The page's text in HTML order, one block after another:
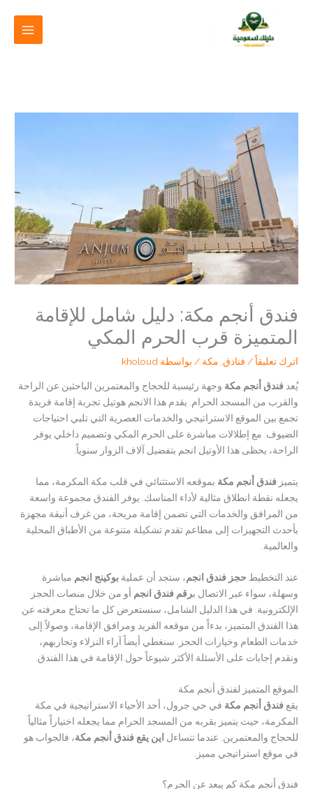
فندق أنجم مكة: دليل شامل للإقامة
المتميزة قرب الحرم المكي
اترك تعليقاً / فنادق, مكة / بواسطة kholoud
يُعدفندق أنجم مكة وجهة رئيسية للحجاج والمعتمرين الباحثين عن الراحة
والقرب من المسجد الحرام. يقدم هذا الانجم هوتيل تجربة إقامة فريدة
تجمع بين الموقع الاستراتيجي والخدمات العصرية التي تلبي احتياجات
الضيوف. مع إطلالات مباشرة على الحرم المكي وتصميم داخلي يوفر
الراحة، يحظى هذا الأوتيل انجم بتفضيل آلاف الزوار سنوياً.
يتميزفندق أنجم مكة بموقعه الاستثنائي في قلب مكة المكرمة، مما
يجعله نقطة انطلاق مثالية لأداء المناسك. يوفر الفندق مجموعة واسعة
من المرافق والخدمات التي تضمن إقامة مريحة، من غرف أنيقة مجهزة
بأحدث التجهيزات إلى مطاعم تقدم تشكيلة متنوعة من الأطباق المحلية
والعالمية.
عند التخطيط حجز فندق انجم، ستجد أن عمليةبوكينج انجم مباشرة
وسهلة، سواء عبر الاتصال برقم فندق انجم أو من خلال منصات الحجز
الإلكترونية. في هذا الدليل الشامل، سنستعرض كل ما تحتاج معرفته عن
هذا الفندق المتميز، بدءاً من موقعه الفريد ومرافق الإقامة، وصولاً إلى
خدمات الطعام وخيارات الحجز. سنغطي أيضاً آراء النزلاء وتجاربهم،
ونقدم إجابات على الأسئلة الأكثر شيوعاً حول الإقامة في هذا الفندق.
الموقع المتميز لفندق أنجم مكة
يقعفندق أنجم مكة في حي جرول، أحد الأحياء الاستراتيجية في مكة
المكرمة، حيث يتميز بقربه من المسجد الحرام مما يجعله اختياراً مثالياً
للحجاج والمعتمرين. عندما تتساءل این يقع فندق أنجم مكة، فالجواب هو
في موقع استراتيجي مميز.
فندق أنجم مكة كم يبعد عن الحرم؟